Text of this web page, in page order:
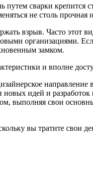
путем сварки крепится
не столь прочная
взрыв. Часто этот
организациями.
замком.
и вполне
идей и
выполняя свои
вы тратите свои